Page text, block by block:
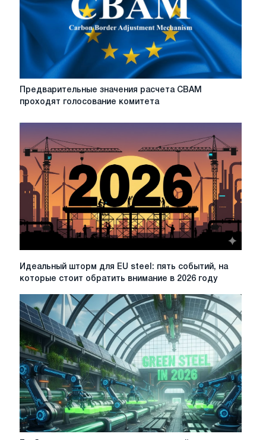
случае
дефолта
Предварительные
CBAM
проходят
голосование
комитета
Предварительные значения расчета CBAM
проходят голосование комитета
Идеальный
EU
steel:
пять
событий,
на
которые
стоит
обратить
внимание
в
2026
Идеальный шторм для EU steel: пять событий, на
которые стоит обратить внимание в 2026 году